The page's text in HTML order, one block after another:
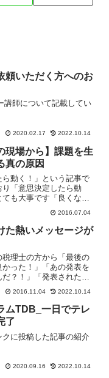
頼いただく方へのお
講師について記載してい
2020.02.17 2022.10.14
現場から】課題を生
真の原因
ら動く！」という記事で
り「意思決定したら動
ても大事です「良くな
ること」を決めても「動
ければ 良くなりません
る」ために決めた「や
に「良くなる」Read
2016.07.04
た熱いメッセージが
税理士の方から「最後の
った！」「あの発表を
だ？！」「発表された意
」「根拠づけもしっかり
あれを一人でまとめた
良かった！」「眠気が吹
素敵な意見もRead
2016.11.04 2022.10.14
ムTDB_一日でテレ
了
クに投稿した記事の紹介
2020.09.16 2022.10.14